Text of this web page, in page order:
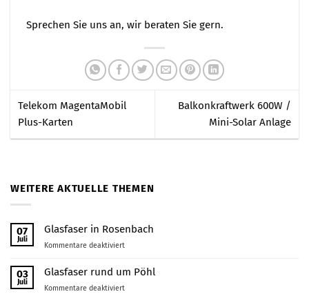
Sprechen Sie uns an, wir beraten Sie gern.
Telekom MagentaMobil
Plus-Karten
Balkonkraftwerk 600W /
Mini-Solar Anlage
WEITERE AKTUELLE THEMEN
07
Juli
Glasfaser in Rosenbach
Kommentare deaktiviertfür
in
03
Juli
Glasfaser rund um Pöhl
Kommentare deaktiviertfür